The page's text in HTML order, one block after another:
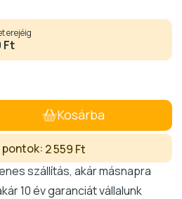
erejéig
Ft
Kosárba
pontok: 2 559 Ft
szállítás, akár másnapra
10 év garanciát vállalunk